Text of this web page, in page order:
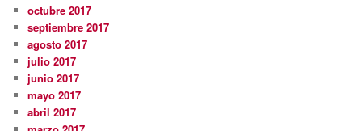
octubre 2017
septiembre 2017
agosto 2017
julio 2017
junio 2017
mayo 2017
abril 2017